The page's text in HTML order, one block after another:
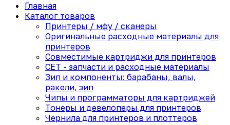
Главная
Каталог товаров
Принтеры / мфу / сканеры
Оригинальные расходные материалы для
принтеров
Совместимые картриджи для принтеров
CET - запчасти и расходные материалы
Зип и компоненты: барабаны, валы,
ракели, зип
Чипы и программаторы для картриджей
Тонеры и девелоперы для принтеров
Чернила для принтеров и плоттеров